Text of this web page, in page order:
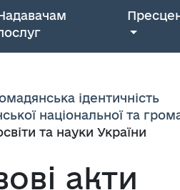
ідентичність
національної та
та науки України
акти